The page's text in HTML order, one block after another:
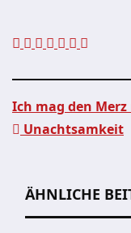
Ich mag den
Unachtsamkeit
ÄHNLICHE